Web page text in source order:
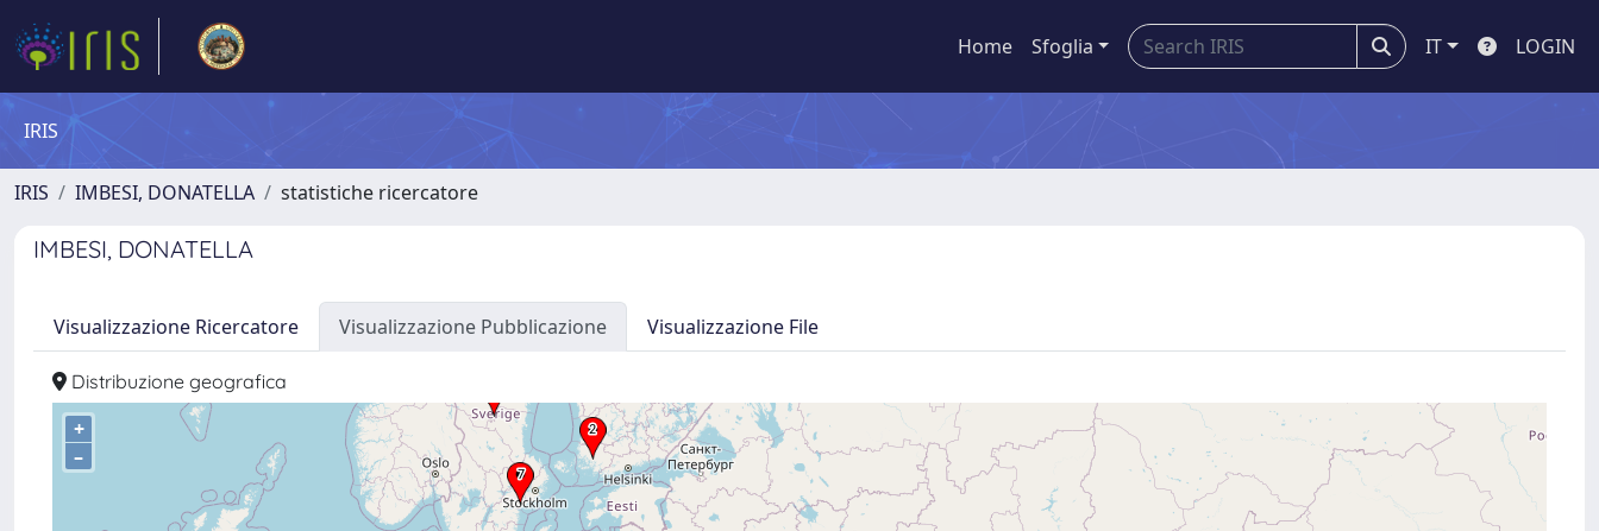
Home Sfoglia IT LOGIN
IRIS
IRIS IMBESI, DONATELLA statistiche ricercatore
IMBESI, DONATELLA
Visualizzazione Ricercatore Visualizzazione Pubblicazione Visualizzazione File
Distribuzione geografica
+
–